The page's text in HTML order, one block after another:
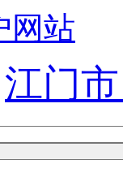
网站
江门